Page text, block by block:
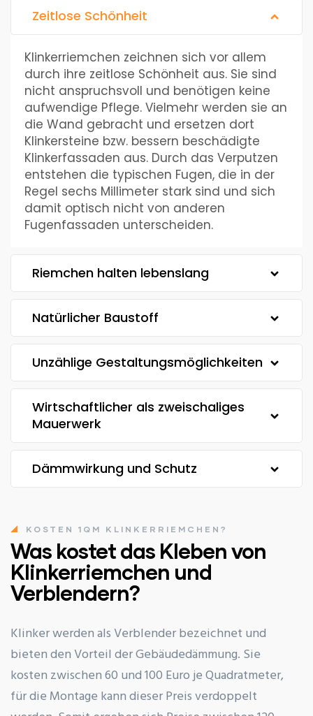
Zeitlose Schönheit
Klinkerriemchen zeichnen sich vor allem
durch ihre zeitlose Schönheit aus. Sie sind
nicht anspruchsvoll und benötigen keine
aufwendige Pflege. Vielmehr werden sie an
die Wand gebracht und ersetzen dort
Klinkersteine bzw. bessern beschädigte
Klinkerfassaden aus. Durch das Verputzen
entstehen die typischen Fugen, die in der
Regel sechs Millimeter stark sind und sich
damit optisch nicht von anderen
Fugenfassaden unterscheiden.
Riemchen halten lebenslang
Natürlicher Baustoff
Unzählige Gestaltungsmöglichkeiten
Wirtschaftlicher als zweischaliges
Mauerwerk
Dämmwirkung und Schutz
KOSTEN 1QM KLINKERRIEMCHEN?
Was kostet das Kleben von
Klinkerriemchen und
Verblendern?
Klinker werden als Verblender bezeichnet und
bieten den Vorteil der Gebäudedämmung. Sie
kosten zwischen 60 und 100 Euro je Quadratmeter,
für die Montage kann dieser Preis verdoppelt